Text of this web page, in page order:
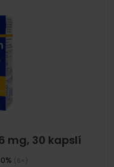
mg, 30 kapslí
(6×)